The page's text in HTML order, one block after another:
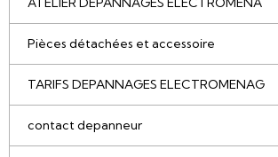
Pièces détachées et accessoire
TARIFS DEPANNAGES ELECTROMENAG
contact depanneur